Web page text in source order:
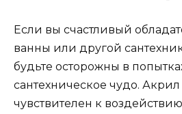
Если вы счастливый
ванны или другой
будьте осторожны в
сантехническое чудо.
чувствителен к